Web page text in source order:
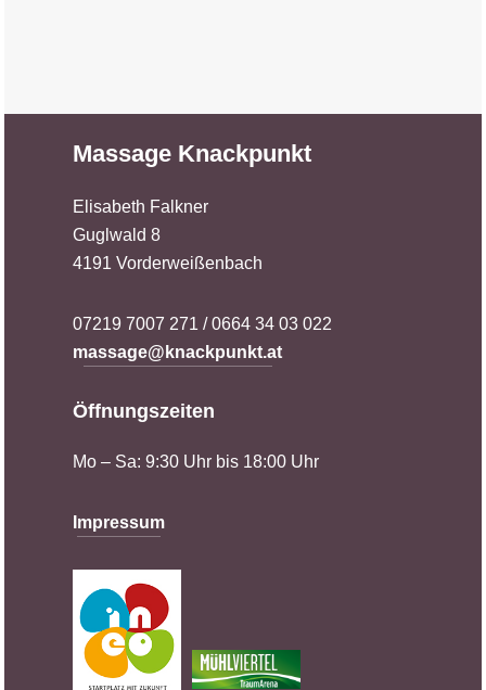
Massage Knackpunkt
Elisabeth Falkner
Guglwald 8
4191 Vorderweißenbach
07219 7007 271 / 0664 34 03 022
massage@knackpunkt.at
Öffnungszeiten
Mo – Sa: 9:30 Uhr bis 18:00 Uhr
Impressum